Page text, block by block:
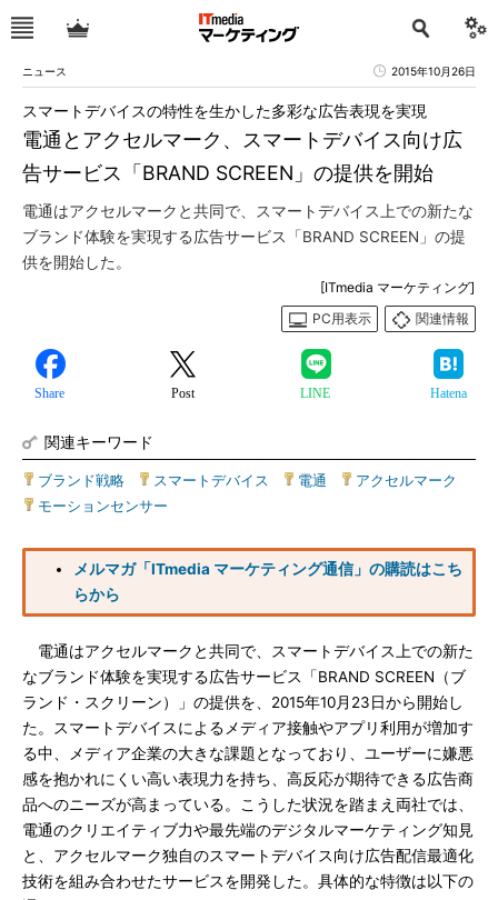
ニュース 2015年10月26日
電通とアクセルマーク、スマートデバイス向け広
告サービス「BRAND SCREEN」の提供を開始
スマートデバイスの特性を生かした多彩な広告表現を実現
電通はアクセルマークと共同で、スマートデバイス上での新たな
ブランド体験を実現する広告サービス「BRAND SCREEN」の提
供を開始した。
[ITmedia マーケティング]
PC用表示
関連情報
Share Post LINE Hatena
関連キーワード
ブランド戦略 スマートデバイス 電通 アクセルマーク
モーションセンサー
メルマガ「ITmedia マーケティング通信」の購読はこち
らから
電通はアクセルマークと共同で、スマートデバイス上での新た
なブランド体験を実現する広告サービス「BRAND SCREEN（ブ
ランド・スクリーン）」の提供を、2015年10月23日から開始し
た。スマートデバイスによるメディア接触やアプリ利用が増加す
る中、メディア企業の大きな課題となっており、ユーザーに嫌悪
感を抱かれにくい高い表現力を持ち、高反応が期待できる広告商
品へのニーズが高まっている。こうした状況を踏まえ両社では、
電通のクリエイティブ力や最先端のデジタルマーケティング知見
と、アクセルマーク独自のスマートデバイス向け広告配信最適化
技術を組み合わせたサービスを開発した。具体的な特徴は以下の